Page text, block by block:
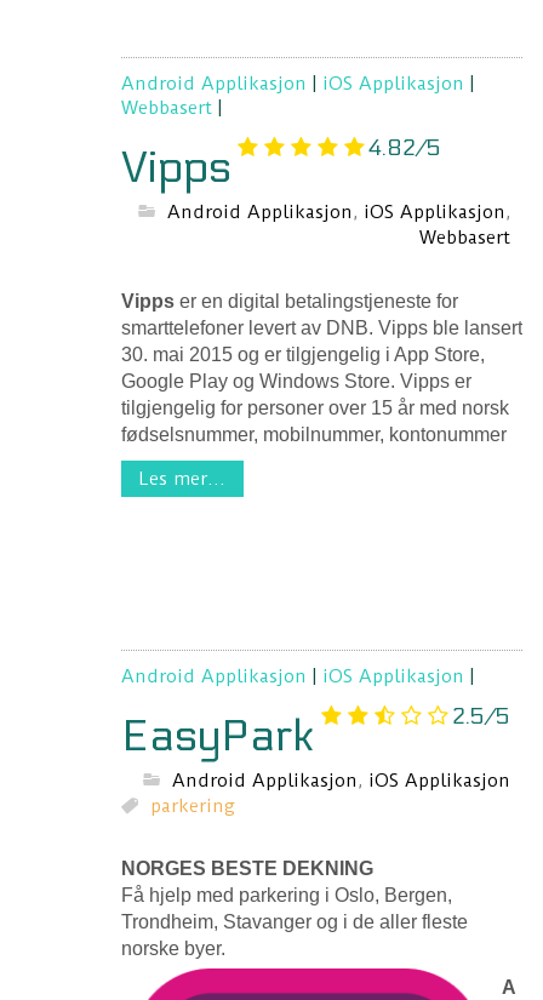
Android Applikasjon iOS Applikasjon
Webbasert
Vipps 4.82/5
Android Applikasjon, iOS Applikasjon,
Webbasert
Vipps er en digital betalingstjeneste for
smarttelefoner levert av DNB. Vipps ble lansert
30. mai 2015 og er tilgjengelig i App Store,
Google Play og Windows Store. Vipps er
tilgjengelig for personer over 15 år med norsk
fødselsnummer, mobilnummer, kontonummer
Les mer...
Android Applikasjon iOS Applikasjon
EasyPark 2.5/5
Android Applikasjon, iOS Applikasjon
parkering
NORGES BESTE DEKNING
Få hjelp med parkering i Oslo, Bergen,
Trondheim, Stavanger og i de aller fleste
norske byer.
A